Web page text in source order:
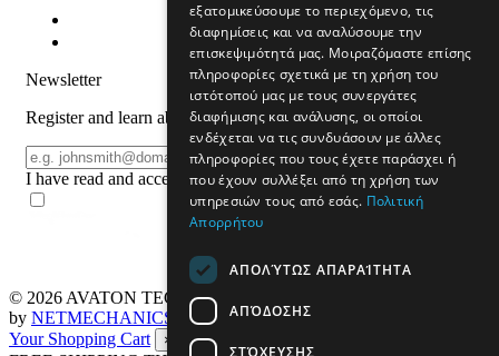
Newsletter
Register and learn about products and offers
Email
REGISTER
I have read and accept theterms of use
© 2026 AVATON TECH All rights reserved Designed & developed
by NETMECHANICS
Your Shopping Cart
×
εξατομικεύσουμε το περιεχόμενο, τις
διαφημίσεις και να αναλύσουμε την
επισκεψιμότητά μας. Μοιραζόμαστε επίσης
πληροφορίες σχετικά με τη χρήση του
ιστότοπού μας με τους συνεργάτες
διαφήμισης και ανάλυσης, οι οποίοι
ενδέχεται να τις συνδυάσουν με άλλες
πληροφορίες που τους έχετε παράσχει ή
που έχουν συλλέξει από τη χρήση των
υπηρεσιών τους από εσάς. Πολιτική
Απορρήτου
ΑΠΟΛΎΤΩΣ ΑΠΑΡΑΊΤΗΤΑ
ΑΠΌΔΟΣΗΣ
ΣΤΌΧΕΥΣΗΣ